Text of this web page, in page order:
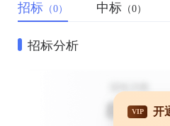
招标 （0） 中标 （0）
招标分析
VIP 开